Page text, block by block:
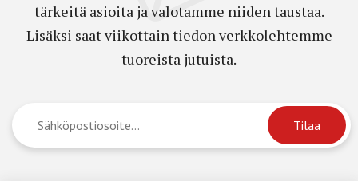
tärkeitä asioita ja valotamme niiden taustaa.
Lisäksi saat viikottain tiedon verkkolehtemme
tuoreista jutuista.